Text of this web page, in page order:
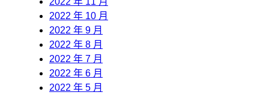
2022 年 10 月
2022 年 9 月
2022 年 8 月
2022 年 7 月
2022 年 6 月
2022 年 5 月